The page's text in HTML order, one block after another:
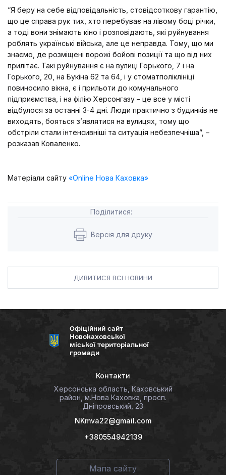
“Я беру на себе відповідальність, стовідсоткову гарантію,
що це справа рук тих, хто перебуває на лівому боці річки,
а тоді вони знімають кіно і розповідають, які руйнування
роблять українські війська, але це неправда. Тому, що ми
знаємо, де розміщені ворожі бойові позиції та що від них
прилітає. Такі руйнування є на вулиці Горького, 7 і на
Горького, 20, на Букіна 62 та 64, і у стоматполіклініці
повиносило вікна, є і прильоти до комунального
підприємства, і на філію Херсонгазу – це все у місті
відбулося за останні 3-4 дні. Люди практично з будинків не
виходять, бояться з’являтися на вулицях, тому що
обстріли стали інтенсивніші та ситуація небезпечніша”, –
розказав Коваленко.
Матеріали сайту «Online Нова Каховка»
Поділитися:
Версія для друку
ДИВИТИСЯ ВСІ НОВИНИ
Офіційний сайт
Новокаховської
міської територіальної
громади
Контакти
Херсонська область, Каховський
район, м.Нова Каховка, просп.
Дніпровський, 23
NKmva22@gmail.com
+380554942139
Мапа сайту